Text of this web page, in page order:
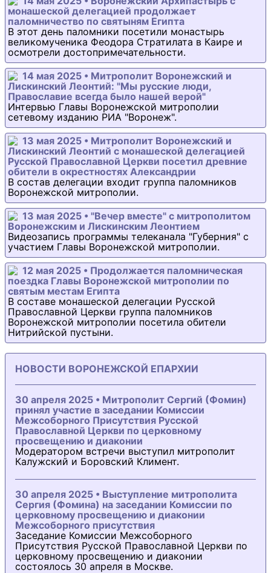
монашеской делегацией продолжает
паломничество по святыням Египта
В этот день паломники посетили монастырь
великомученика Феодора Стратилата в Каире и
осмотрели достопримечательности.
14 мая 2025 • Митрополит Воронежский и
Лискинский Леонтий: "Мы русские люди,
Православие всегда было нашей верой"
Интервью Главы Воронежской митрополии
сетевому изданию РИА "Воронеж".
13 мая 2025 • Митрополит Воронежский и
Лискинский Леонтий с монашеской делегацией
Русской Православной Церкви посетил древние
обители в окрестностях Александрии
В состав делегации входит группа паломников
Воронежской митрополии.
13 мая 2025 • "Вечер вместе" с митрополитом
Воронежским и Лискинским Леонтием
Видеозапись программы телеканала "Губерния" с
участием Главы Воронежской митрополии.
12 мая 2025 • Продолжается паломническая
поездка Главы Воронежской митрополии по
святым местам Египта
В составе монашеской делегации Русской
Православной Церкви группа паломников
Воронежской митрополии посетила обители
Нитрийской пустыни.
НОВОСТИ ВОРОНЕЖСКОЙ ЕПАРХИИ
30 апреля 2025 • Митрополит Сергий (Фомин)
принял участие в заседании Комиссии
Межсоборного Присутствия Русской
Православной Церкви по церковному
просвещению и диаконии
Модератором встречи выступил митрополит
Калужский и Боровский Климент.
30 апреля 2025 • Выступление митрополита
Сергия (Фомина) на заседании Комиссии по
церковному просвещению и диаконии
Межсоборного присутствия
Заседание Комиссии Межсоборного
Присутствия Русской Православной Церкви по
церковному просвещению и диаконии
состоялось 30 апреля в Москве.